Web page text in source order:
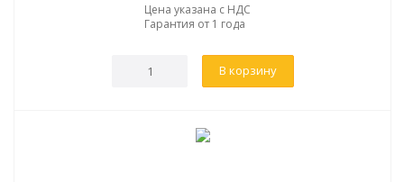
Цена указана с НДС
Гарантия от 1 года
В корзину